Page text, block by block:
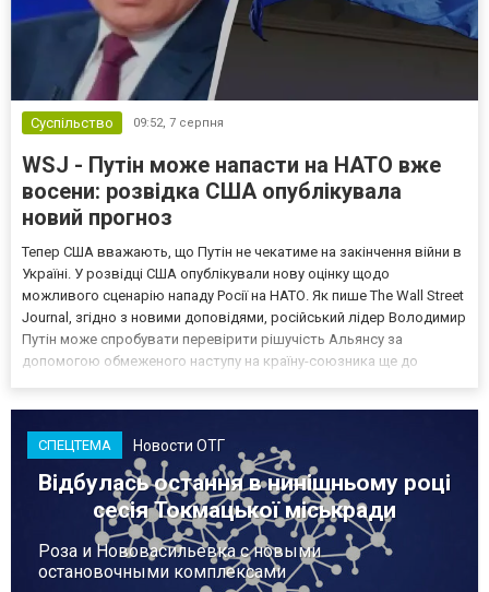
Суспільство 09:52, 7 серпня
WSJ - Путін може напасти на НАТО вже
восени: розвідка США опублікувала
новий прогноз
Тепер США вважають, що Путін не чекатиме на закінчення війни в
Україні. У розвідці США опублікували нову оцінку щодо
можливого сценарію нападу Росії на НАТО. Як пише The Wall Street
Journal, згідно з новими доповідями, російський лідер Володимир
Путін може спробувати перевірити рішучість Альянсу за
допомогою обмеженого наступу на країну-союзника ще до
СПЕЦТЕМА Новости ОТГ
Відбулась остання в нинішньому році
сесія Токмацької міськради
Роза и Нововасильевка с новыми
остановочными комплексами